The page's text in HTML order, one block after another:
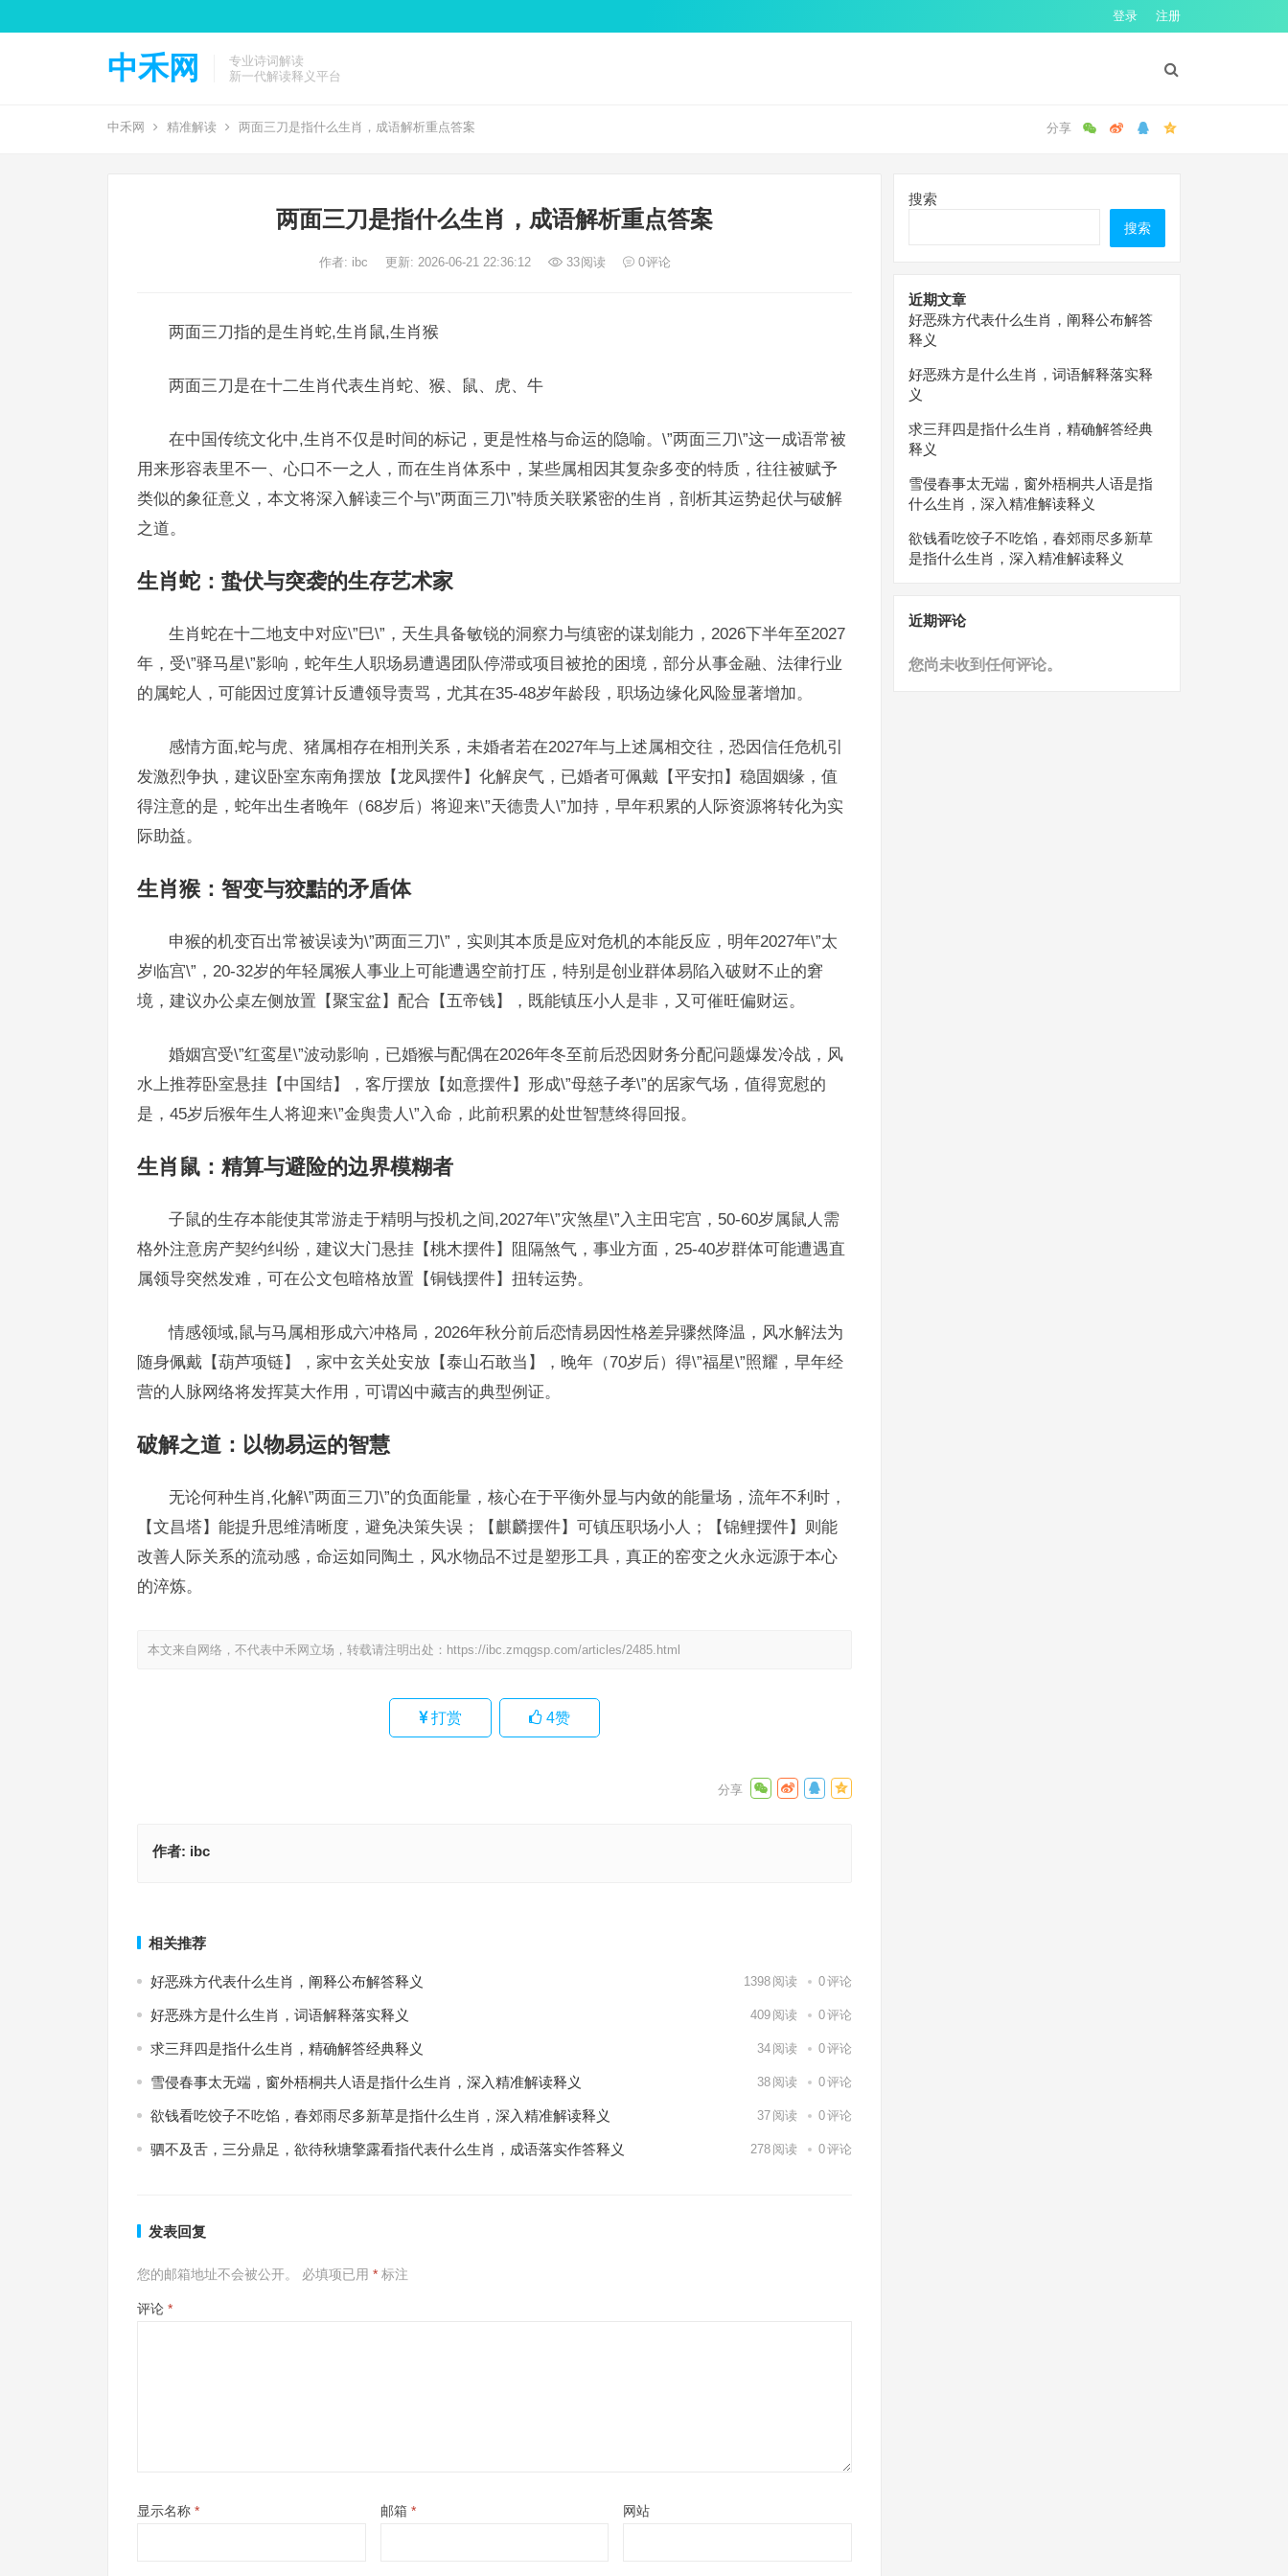
登录 注册
中禾网
专业诗词解读
新一代解读释义平台
中禾网 精准解读 两面三刀是指什么生肖，成语解析重点答案
两面三刀是指什么生肖，成语解析重点答案
作者: ibc 更新: 2026-06-21 22:36:12 33阅读 0评论
两面三刀指的是生肖蛇,生肖鼠,生肖猴
两面三刀是在十二生肖代表生肖蛇、猴、鼠、虎、牛
在中国传统文化中,生肖不仅是时间的标记，更是性格与命运的隐喻。\”两面三刀\”这一成语常被
用来形容表里不一、心口不一之人，而在生肖体系中，某些属相因其复杂多变的特质，往往被赋予
类似的象征意义，本文将深入解读三个与\”两面三刀\”特质关联紧密的生肖，剖析其运势起伏与破解
之道。
生肖蛇：蛰伏与突袭的生存艺术家
生肖蛇在十二地支中对应\”巳\”，天生具备敏锐的洞察力与缜密的谋划能力，2026下半年至2027
年，受\”驿马星\”影响，蛇年生人职场易遭遇团队停滞或项目被抢的困境，部分从事金融、法律行业
的属蛇人，可能因过度算计反遭领导责骂，尤其在35-48岁年龄段，职场边缘化风险显著增加。
感情方面,蛇与虎、猪属相存在相刑关系，未婚者若在2027年与上述属相交往，恐因信任危机引
发激烈争执，建议卧室东南角摆放【龙凤摆件】化解戾气，已婚者可佩戴【平安扣】稳固姻缘，值
得注意的是，蛇年出生者晚年（68岁后）将迎来\”天德贵人\”加持，早年积累的人际资源将转化为实
际助益。
生肖猴：智变与狡黠的矛盾体
申猴的机变百出常被误读为\”两面三刀\”，实则其本质是应对危机的本能反应，明年2027年\”太
岁临宫\”，20-32岁的年轻属猴人事业上可能遭遇空前打压，特别是创业群体易陷入破财不止的窘
境，建议办公桌左侧放置【聚宝盆】配合【五帝钱】，既能镇压小人是非，又可催旺偏财运。
婚姻宫受\”红鸾星\”波动影响，已婚猴与配偶在2026年冬至前后恐因财务分配问题爆发冷战，风
水上推荐卧室悬挂【中国结】，客厅摆放【如意摆件】形成\”母慈子孝\”的居家气场，值得宽慰的
是，45岁后猴年生人将迎来\”金舆贵人\”入命，此前积累的处世智慧终得回报。
生肖鼠：精算与避险的边界模糊者
子鼠的生存本能使其常游走于精明与投机之间,2027年\”灾煞星\”入主田宅宫，50-60岁属鼠人需
格外注意房产契约纠纷，建议大门悬挂【桃木摆件】阻隔煞气，事业方面，25-40岁群体可能遭遇直
属领导突然发难，可在公文包暗格放置【铜钱摆件】扭转运势。
情感领域,鼠与马属相形成六冲格局，2026年秋分前后恋情易因性格差异骤然降温，风水解法为
随身佩戴【葫芦项链】，家中玄关处安放【泰山石敢当】，晚年（70岁后）得\”福星\”照耀，早年经
营的人脉网络将发挥莫大作用，可谓凶中藏吉的典型例证。
破解之道：以物易运的智慧
无论何种生肖,化解\”两面三刀\”的负面能量，核心在于平衡外显与内敛的能量场，流年不利时，
【文昌塔】能提升思维清晰度，避免决策失误；【麒麟摆件】可镇压职场小人；【锦鲤摆件】则能
改善人际关系的流动感，命运如同陶土，风水物品不过是塑形工具，真正的窑变之火永远源于本心
的淬炼。
本文来自网络，不代表中禾网立场，转载请注明出处： https://ibc.zmqgsp.com/articles/2485.html
打赏 4赞
作者: ibc
相关推荐
好恶殊方代表什么生肖，阐释公布解答释义 1398 阅读 0评论
好恶殊方是什么生肖，词语解释落实释义 409 阅读 0评论
求三拜四是指什么生肖，精确解答经典释义 34 阅读 0评论
雪侵春事太无端，窗外梧桐共人语是指什么生肖，深入精准解读释义 38 阅读 0评论
欲钱看吃饺子不吃馅，春郊雨尽多新草是指什么生肖，深入精准解读释义 37 阅读 0评论
驷不及舌，三分鼎足，欲待秋塘擎露看指代表什么生肖，成语落实作答释义 278 阅读 0评论
发表回复
您的邮箱地址不会被公开。 必填项已用 * 标注
评论 *
显示名称 * 邮箱 * 网站
搜索
搜索
近期文章
好恶殊方代表什么生肖，阐释公布解答
释义
好恶殊方是什么生肖，词语解释落实释
义
求三拜四是指什么生肖，精确解答经典
释义
雪侵春事太无端，窗外梧桐共人语是指
什么生肖，深入精准解读释义
欲钱看吃饺子不吃馅，春郊雨尽多新草
是指什么生肖，深入精准解读释义
近期评论
您尚未收到任何评论。